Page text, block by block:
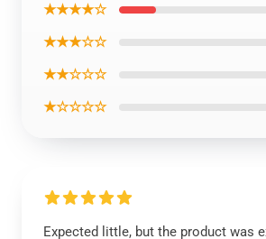
★★★★☆
★★★☆☆
★★☆☆☆
★☆☆☆☆
Expected little, but the product was